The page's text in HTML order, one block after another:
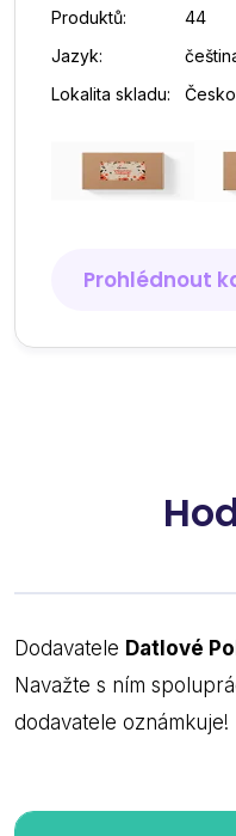
Produktů:
44
Jazyk:
Lokalita skladu:
Česko
Prohlédnout
Dodavatele Datlové
Navažte s ním
dodavatele oznámkuje!